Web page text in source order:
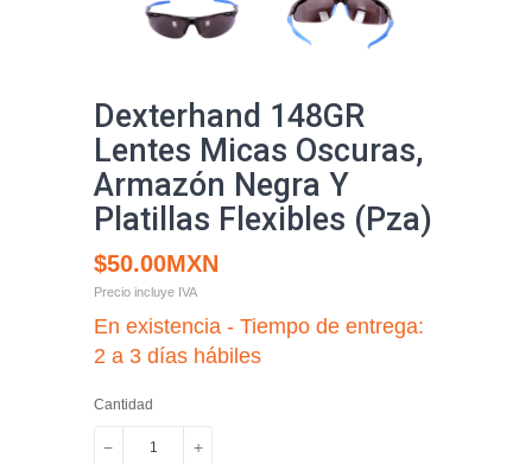
Dexterhand 148GR
Lentes Micas Oscuras,
Armazón Negra Y
Platillas Flexibles (Pza)
$50.00MXN
Precio incluye IVA
En existencia - Tiempo de entrega:
2 a 3 días hábiles
Cantidad
−
+